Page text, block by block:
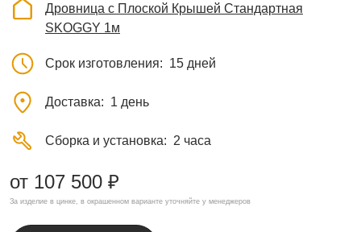
Дровница с Плоской Крышей Стандартная
SKOGGY 1м
Срок изготовления 15 дней
Доставка 1 день
Сборка и установка 2 часа
от 107 500 ₽
За изделие в цинке, в окрашенном варианте уточняйте у менеджеров